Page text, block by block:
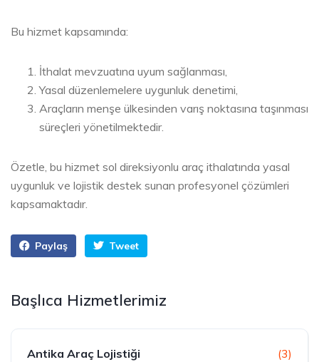
Bu hizmet kapsamında:
İthalat mevzuatına uyum sağlanması,
Yasal düzenlemelere uygunluk denetimi,
Araçların menşe ülkesinden varış noktasına taşınması
süreçleri yönetilmektedir.
Özetle, bu hizmet sol direksiyonlu araç ithalatında yasal
uygunluk ve lojistik destek sunan profesyonel çözümleri
kapsamaktadır.
Paylaş Tweet
Başlıca Hizmetlerimiz
Antika Araç Lojistiği (3)